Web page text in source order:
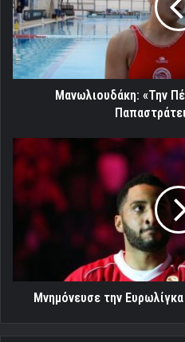
το
Παπαστράτειο!»
(video)
Μανωλιουδάκη: «Την
Μνημόνευσε
την
Ευρωλίγκα
Έισι
(pic)
Μνημόνευσε την